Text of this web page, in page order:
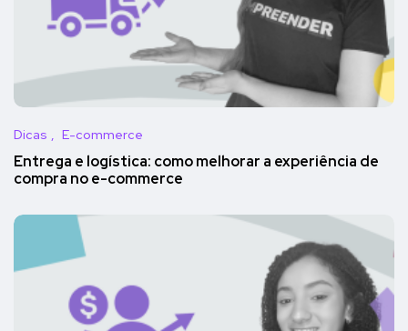
Dicas E-commerce
Entrega e logística: como melhorar a experiência de
compra no e-commerce